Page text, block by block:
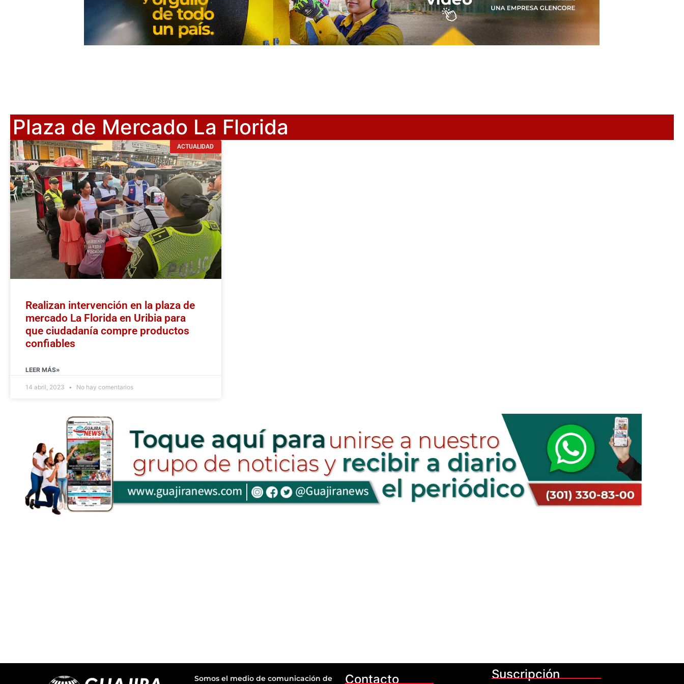
Plaza de Mercado La Florida
ACTUALIDAD
Realizan intervención en la plaza de
mercado La Florida en Uribia para
que ciudadanía compre productos
confiables
LEER MÁS»
14 abril, 2023 No hay comentarios
Somos el medio de comunicación de Contacto Suscripción